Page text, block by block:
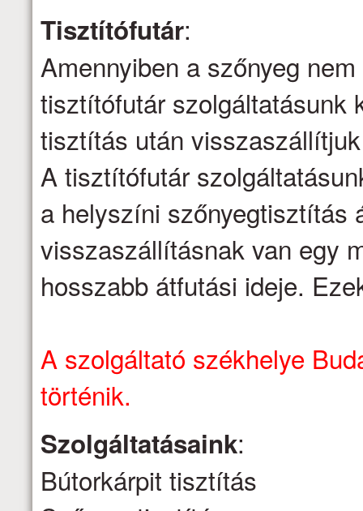
Tisztítófutár:
Amennyiben a szőnyeg
tisztítófutár szolgáltatásunk
tisztítás után
A tisztítófutár
a helyszíni szőnyegtisztítás
visszaszállításnak van egy
hosszabb átfutási ideje.
A szolgáltató székhelye
történik.
Szolgáltatásaink:
Bútorkárpit tisztítás